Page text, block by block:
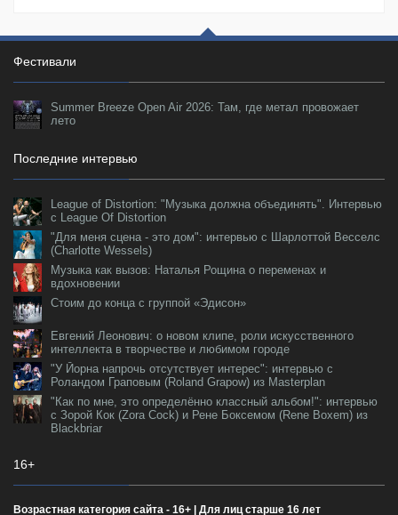
Фестивали
Summer Breeze Open Air 2026: Там, где метал провожает
лето
Последние интервью
League of Distortion: "Музыка должна объединять". Интервью
с League Of Distortion
"Для меня сцена - это дом": интервью с Шарлоттой Весселс
(Charlotte Wessels)
Музыка как вызов: Наталья Рощина о переменах и
вдохновении
Стоим до конца с группой «Эдисон»
Евгений Леонович: о новом клипе, роли искусственного
интеллекта в творчестве и любимом городе
"У Йорна напрочь отсутствует интерес": интервью с
Роландом Граповым (Roland Grapow) из Masterplan
"Как по мне, это определённо классный альбом!": интервью
с Зорой Кок (Zora Cock) и Рене Боксемом (Rene Boxem) из
Blackbriar
16+
Возрастная категория сайта - 16+ | Для лиц старше 16 лет